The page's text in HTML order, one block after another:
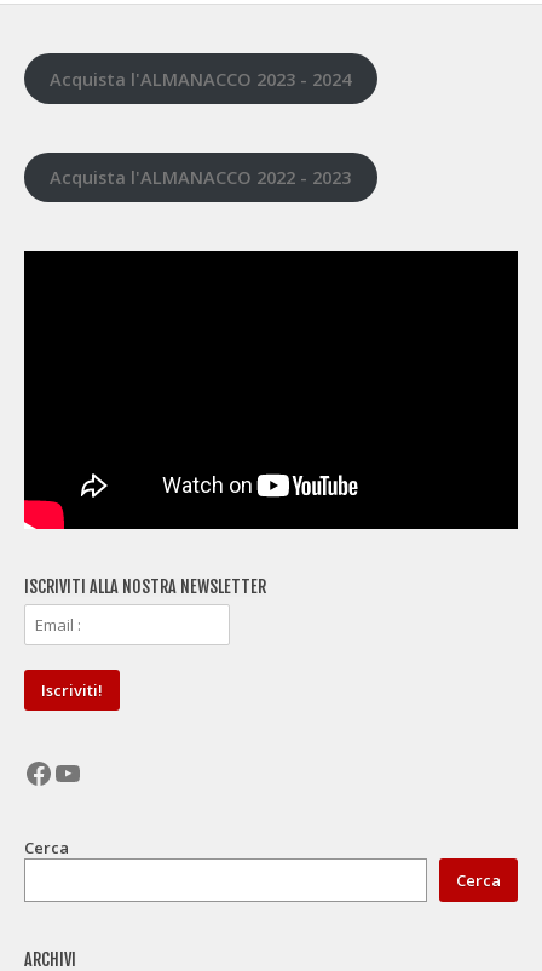
Acquista l'ALMANACCO 2023 - 2024
Acquista l'ALMANACCO 2022 - 2023
ISCRIVITI ALLA NOSTRA NEWSLETTER
Facebook
YouTube
Cerca
Cerca
ARCHIVI